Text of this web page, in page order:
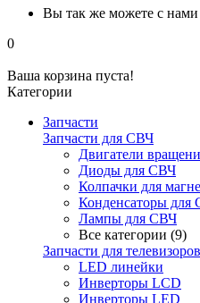
Вы так же можете с нами
0
Ваша корзина пуста!
Категории
Запчасти
Запчасти для СВЧ
Двигатели
Диоды для СВЧ
Колпачки для
Конденсаторы для
Лампы для СВЧ
Все категории (9)
Запчасти для телевизоров
LED линейки
Инверторы LCD
Инверторы LED